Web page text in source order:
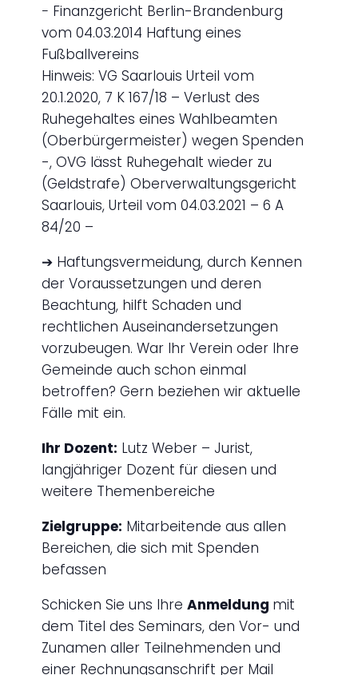
− Finanzgericht Berlin-Brandenburg
vom 04.03.2014 Haftung eines
Fußballvereins
Hinweis: VG Saarlouis Urteil vom
20.1.2020, 7 K 167/18 – Verlust des
Ruhegehaltes eines Wahlbeamten
(Oberbürgermeister) wegen Spenden
-, OVG lässt Ruhegehalt wieder zu
(Geldstrafe) Oberverwaltungsgericht
Saarlouis, Urteil vom 04.03.2021 – 6 A
84/20 –
➔ Haftungsvermeidung, durch Kennen
der Voraussetzungen und deren
Beachtung, hilft Schaden und
rechtlichen Auseinandersetzungen
vorzubeugen. War Ihr Verein oder Ihre
Gemeinde auch schon einmal
betroffen? Gern beziehen wir aktuelle
Fälle mit ein.
Ihr Dozent: Lutz Weber – Jurist,
langjähriger Dozent für diesen und
weitere Themenbereiche
Zielgruppe: Mitarbeitende aus allen
Bereichen, die sich mit Spenden
befassen
Schicken Sie uns Ihre Anmeldung mit
dem Titel des Seminars, den Vor- und
Zunamen aller Teilnehmenden und
einer Rechnungsanschrift per Mail